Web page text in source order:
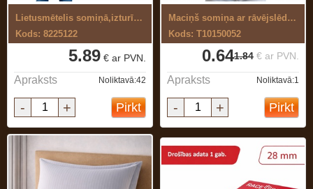
Lietusmētelis somiņā,izturīga materiāla
Kods: 8225122
5.89 € ar PVN.
Apraksts Noliktavā:42
- + Pirkt
Maciņš somiņa ar rāvējslēdzēju rozā
Kods: T10150052
1.84 € ar PVN.
0.64
Apraksts Noliktavā:1
- + Pirkt